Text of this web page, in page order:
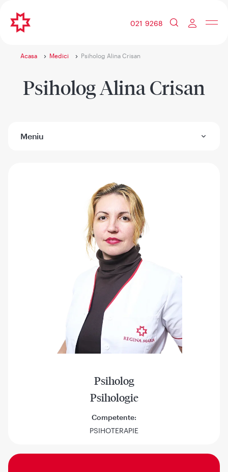
021 9268
Acasa Medici Psiholog Alina Crisan
Psiholog Alina Crisan
Meniu
Psiholog
Psihologie
Competente:
PSIHOTERAPIE